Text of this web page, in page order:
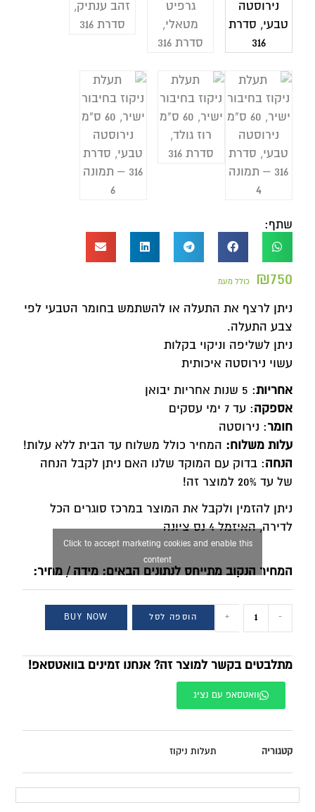
שתף:
₪750 כולל מעמ
ניתן לרצף את התעלה או להשתמש בחומר הטבעי לפי
צבע התעלה.
ניתן לשליפה וניקוי בקלות
עשוי נירוסטה איכותית
אחריות: 5 שנות אחריות יבואן
אספקה: עד 7 ימי עסקים
חומר: נירוסטה
עלות משלוח: המחיר כולל משלוח עד הבית ללא עלות!
הנחה: בדוק עם המוקד שלנו האם ניתן לקבל הנחה
של עד 20% למוצר זה!
ניתן להזמין ולקבל את המוצר במרכז סוגרים הכל
לדירה, האיזמל 4 נס ציונה
Click to accept marketing cookies and enable this
content
המחיר הנקוב מתייחס לנתונים הבאים: מידה / מחיר:
-
+ הוספה לסל BUY NOW
מתלבטים בקשר למוצר זה? אנחנו זמינים בוואטסאפ!
וואטסאפ עם נציג
קטגוריה תעלות ניקוז